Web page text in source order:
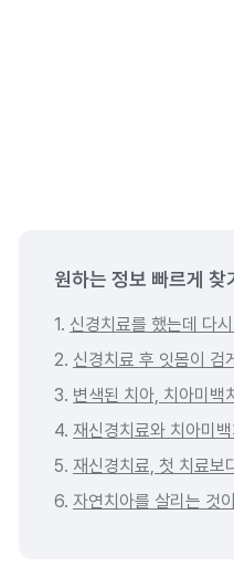
원하는 정보 빠르게 찾
1. 신경치료를 했는데 다
2. 신경치료 후 잇몸이 검
3. 변색된 치아, 치아미백
4. 재신경치료와 치아미
5. 재신경치료, 첫 치료보
6. 자연치아를 살리는 것